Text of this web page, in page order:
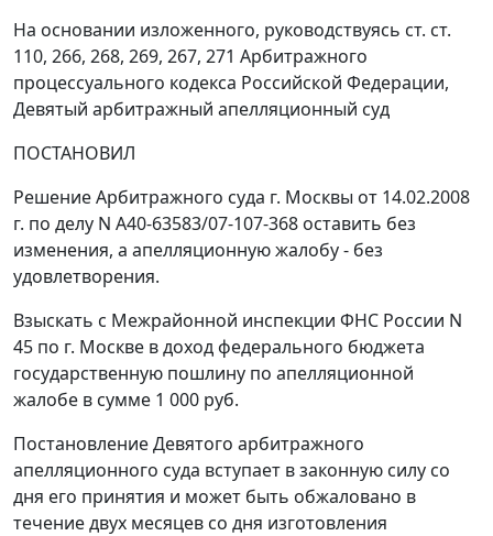
На основании изложенного, руководствуясь ст. ст.
110, 266, 268, 269, 267, 271 Арбитражного
процессуального кодекса Российской Федерации,
Девятый арбитражный апелляционный суд
ПОСТАНОВИЛ
Решение Арбитражного суда г. Москвы от 14.02.2008
г. по делу N А40-63583/07-107-368 оставить без
изменения, а апелляционную жалобу - без
удовлетворения.
Взыскать с Межрайонной инспекции ФНС России N
45 по г. Москве в доход федерального бюджета
государственную пошлину по апелляционной
жалобе в сумме 1 000 руб.
Постановление Девятого арбитражного
апелляционного суда вступает в законную силу со
дня его принятия и может быть обжаловано в
течение двух месяцев со дня изготовления